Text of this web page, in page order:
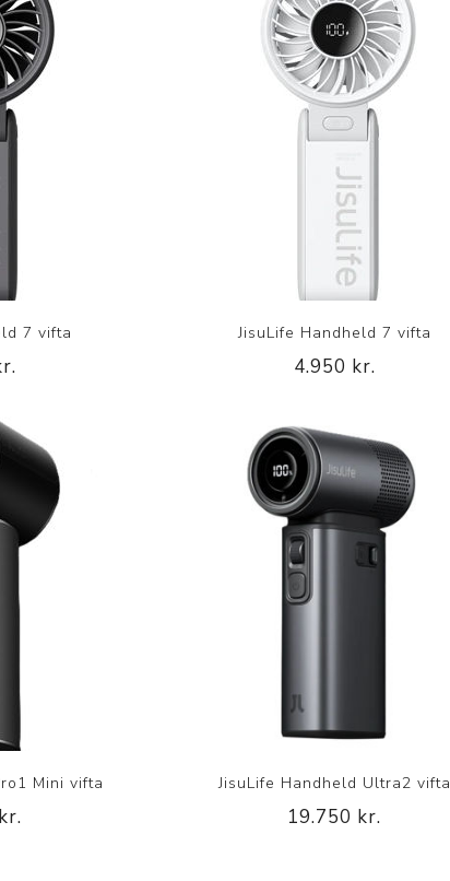
7 vifta JisuLife Handheld 7 vifta
4.950 kr.
Mini vifta JisuLife Handheld Ultra2 vifta
19.750 kr.